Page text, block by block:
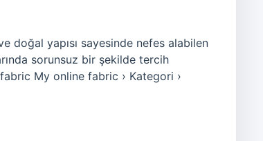
doğal yapısı sayesinde nefes alabilen
sorunsuz bir şekilde tercih
My online fabric › Kategori ›